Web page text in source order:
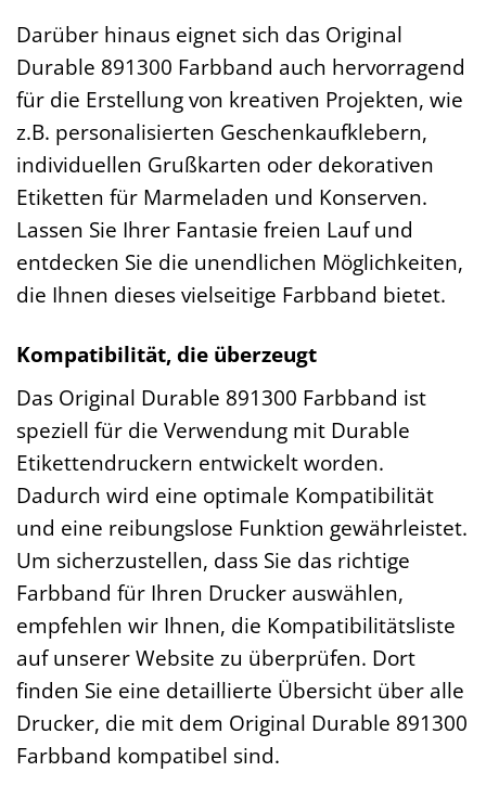
Darüber hinaus eignet sich das Original
Durable 891300 Farbband auch hervorragend
für die Erstellung von kreativen Projekten, wie
z.B. personalisierten Geschenkaufklebern,
individuellen Grußkarten oder dekorativen
Etiketten für Marmeladen und Konserven.
Lassen Sie Ihrer Fantasie freien Lauf und
entdecken Sie die unendlichen Möglichkeiten,
die Ihnen dieses vielseitige Farbband bietet.
Kompatibilität, die überzeugt
Das Original Durable 891300 Farbband ist
speziell für die Verwendung mit Durable
Etikettendruckern entwickelt worden.
Dadurch wird eine optimale Kompatibilität
und eine reibungslose Funktion gewährleistet.
Um sicherzustellen, dass Sie das richtige
Farbband für Ihren Drucker auswählen,
empfehlen wir Ihnen, die Kompatibilitätsliste
auf unserer Website zu überprüfen. Dort
finden Sie eine detaillierte Übersicht über alle
Drucker, die mit dem Original Durable 891300
Farbband kompatibel sind.